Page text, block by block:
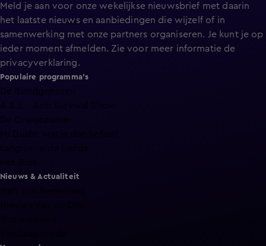
Meld je aan voor onze wekelijkse nieuwsbrief met daarin
het laatste nieuws en aanbiedingen die wijzelf of in
samenwerking met onze partners organiseren. Je kunt je op
ieder moment afmelden. Zie voor meer informatie de
privacyverklaring.
Populaire programma's
De Bondgenoten
A.S.S. - Anti Survival Show
De Oranjezomer
Mi Dushi: wat is dan liefde?
Lang Leve de Liefde
Nieuws & Actualiteit